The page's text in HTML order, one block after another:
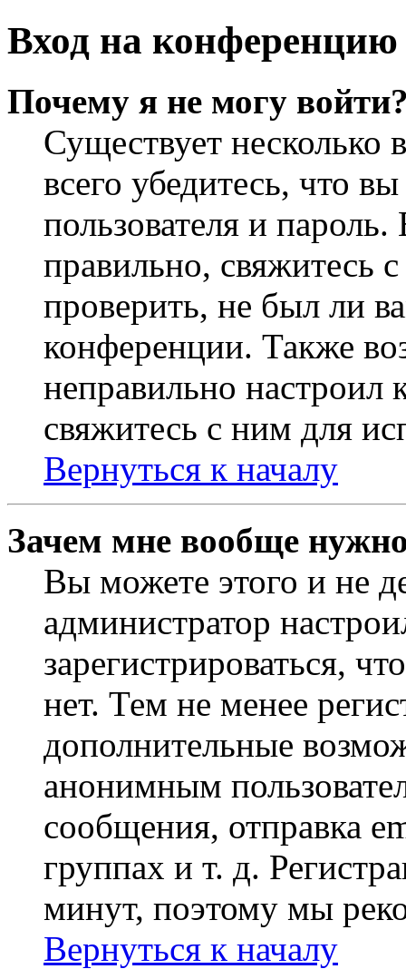
Вход на конференцию
Почему я не могу
Существует
всего убедитесь, что
пользователя и
правильно, свяжитесь
проверить, не был ли
конференции. Также
неправильно
свяжитесь с ним для
Вернуться к началу
Зачем мне вообще
Вы можете этого и не
администратор
зарегистрироваться,
нет. Тем не менее
дополнительные
анонимным
сообщения, отправка
группах и т. д.
минут, поэтому мы
Вернуться к началу